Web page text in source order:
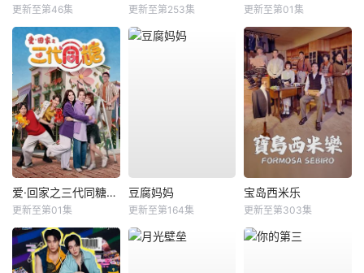
更新至第46集 更新至第253集 更新至第01集
爱·回家之三代同糖粤语
更新至第01集
豆腐妈妈
更新至第164集
宝岛西米乐
更新至第303集